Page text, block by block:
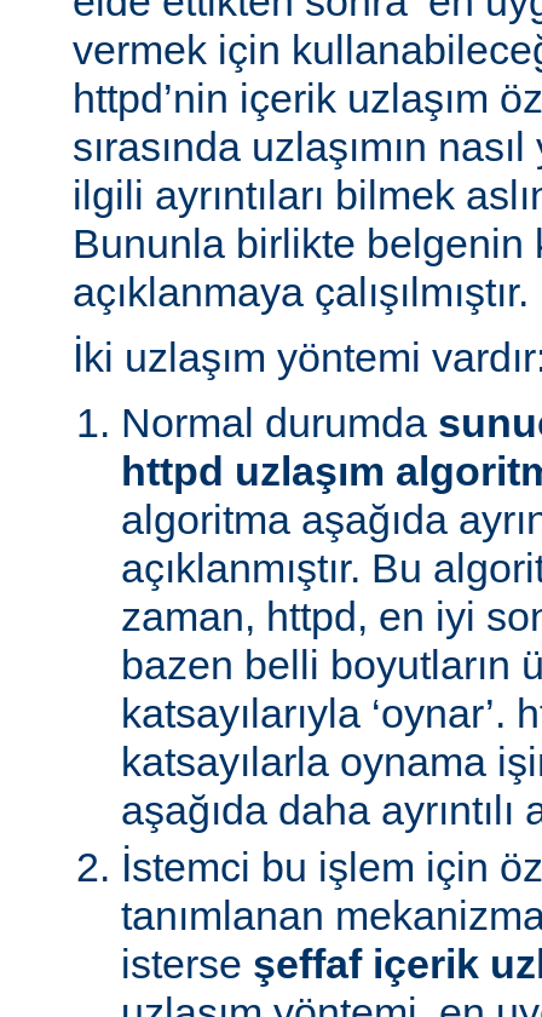
vermek için
httpd’nin içerik uzlaşım
sırasında uzlaşımın
ilgili ayrıntıları bilmek
Bununla birlikte belgenin
açıklanmaya çalışılmıştır.
İki uzlaşım yöntemi
Normal durumda
httpd uzlaşım
algoritma aşağıda
açıklanmıştır. Bu
zaman, httpd, en iyi
bazen belli boyutların
katsayılarıyla ‘oynar’.
katsayılarla oynama
aşağıda daha ayrıntılı
İstemci bu işlem için
tanımlanan
isterse şeffaf içerik